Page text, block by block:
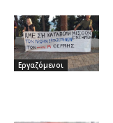
Εργαζόμενοι